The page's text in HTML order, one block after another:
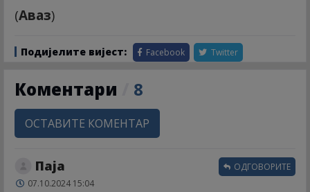
(Аваз)
Подијелите вијест: Facebook Twitter
Коментари 8
ОСТАВИТЕ КОМЕНТАР
Паја
07.10.2024 15:04
ОДГОВОРИТЕ